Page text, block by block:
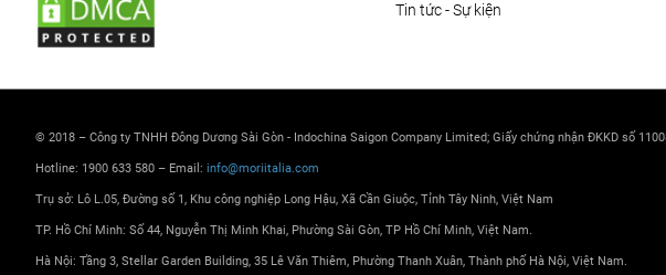
Tin tức - Sự kiện
© 2018 – Công ty TNHH Đông Dương Sài Gòn - Indochina Saigon Company Limited; Giấy chứng nhận ĐKKD số
Hotline: 1900 633 580 – Email: info@moriitalia.com
Trụ sở: Lô L.05, Đường số 1, Khu công nghiệp Long Hậu, Xã Cần Giuộc, Tỉnh Tây Ninh, Việt Nam
TP. Hồ Chí Minh: Số 44, Nguyễn Thị Minh Khai, Phường Sài Gòn, TP Hồ Chí Minh, Việt Nam.
Hà Nội: Tầng 3, Stellar Garden Building, 35 Lê Văn Thiêm, Phường Thanh Xuân, Thành phố Hà Nội, Việt Nam.